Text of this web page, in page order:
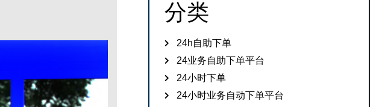
分类
24h自助下单
24业务自助下单平台
24小时下单
24小时业务自动下单平台